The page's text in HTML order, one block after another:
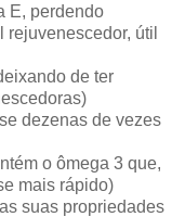
E, perdendo
útil
de ter
dezenas de vezes
o ômega 3 que,
mais rápido)
suas propriedades